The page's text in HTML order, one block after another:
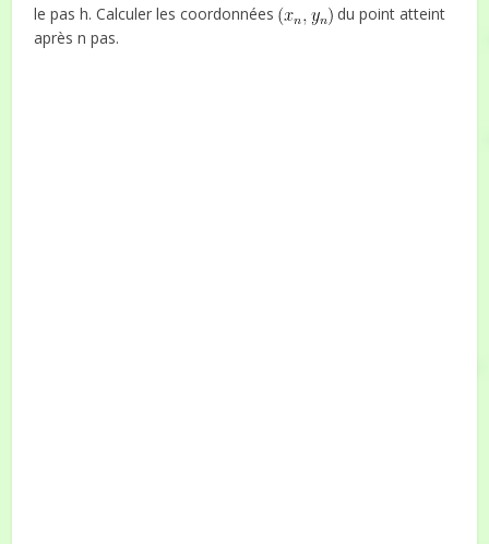
le pas h. Calculer les coordonnées
du point atteint
après n pas.